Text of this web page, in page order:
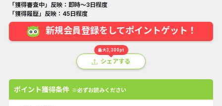
「獲得審査中」反映：即時～3日程度
「獲得履歴」反映：45日程度
新規会員登録をしてポイントゲット！
最大3,300pt
シェアする
ポイント獲得条件 ※必ずお読みください